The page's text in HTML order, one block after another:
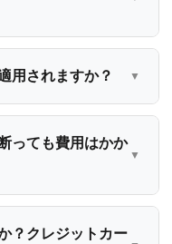
用されますか？
っても費用はかか
？クレジットカー